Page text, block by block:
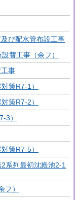
び配水管布設工事
替工事（余フ）
事
策R7-1）
策R7-2）
3）
策R7-5）
系列最初沈殿池2-1
フ）